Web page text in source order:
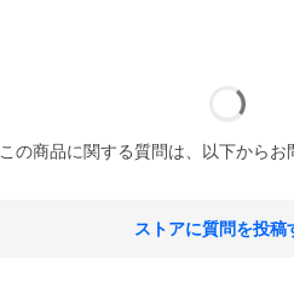
この商品に関する質問は、以下からお
ストアに質問を投稿